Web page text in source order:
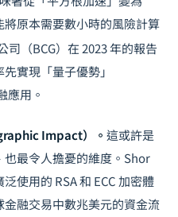
原本需要數小時的風險計算
司（BCG）在 2023 年的報告
實現「量子優勢」
應用。
Impact）。 這或許是
最令人擔憂的維度。Shor
使用的 RSA 和 ECC 加密體
融交易中數兆美元的資金流